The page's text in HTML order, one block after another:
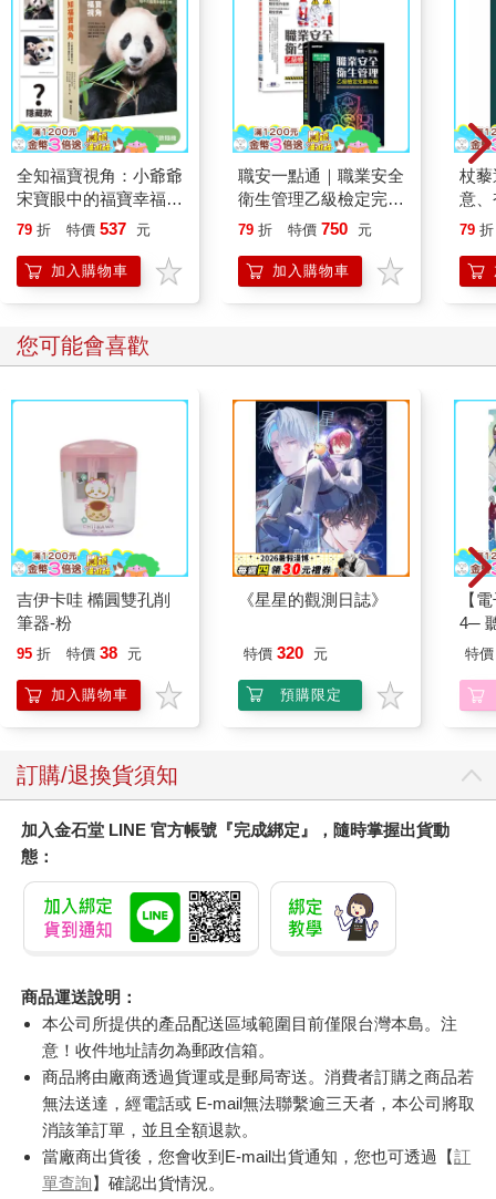
全知福寶視角：小爺爺
宋寶眼中的福寶幸福肥
日常（首刷限量贈：拍
79 折 特價 537 元
加入購物車
職安一點通｜職業安全
衛生管理乙級檢定完勝
攻略｜2026版(套書)
79 折 特價 750 元
加入購物車
杖
意
恭
79 折
您可能會喜歡
吉伊卡哇 橢圓雙孔削
筆器-粉
95 折 特價 38 元
加入購物車
《星星的觀測日誌》
特價 320 元
預購限定
【
4─
期
特價
訂購/退換貨須知
加入金石堂 LINE 官方帳號『完成綁定』，隨時掌握出貨動
態：
商品運送說明：
本公司所提供的產品配送區域範圍目前僅限台灣本島。注
意！收件地址請勿為郵政信箱。
商品將由廠商透過貨運或是郵局寄送。消費者訂購之商品若
無法送達，經電話或 E-mail無法聯繫逾三天者，本公司將取
消該筆訂單，並且全額退款。
當廠商出貨後，您會收到E-mail出貨通知，您也可透過【訂
單查詢】確認出貨情況。